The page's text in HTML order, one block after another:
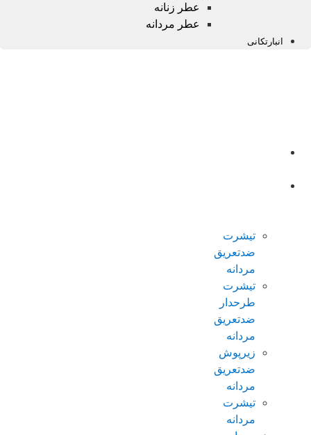
عطر زنانه
عطر مردانه
انبارتکانی
تیشرت
ضدتعریق
مردانه
تیشرت
طرحدار
ضدتعریق
مردانه
زیرپوش
ضدتعریق
مردانه
تیشرت
مردانه